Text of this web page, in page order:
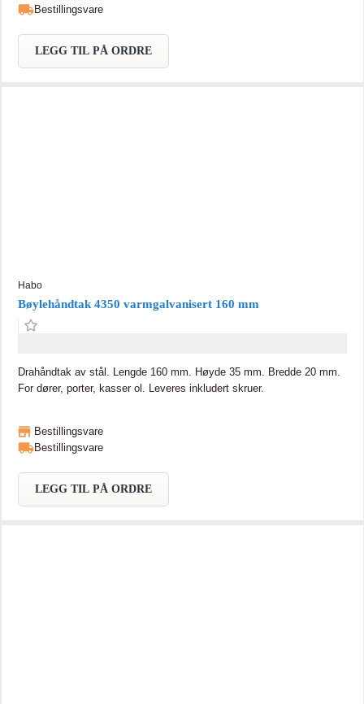
Bestillingsvare
LEGG TIL PÅ ORDRE
Habo
Bøylehåndtak 4350 varmgalvanisert 160 mm
Drahåndtak av stål. Lengde 160 mm. Høyde 35 mm. Bredde 20 mm.
For dører, porter, kasser ol. Leveres inkludert skruer.
Bestillingsvare
Bestillingsvare
LEGG TIL PÅ ORDRE